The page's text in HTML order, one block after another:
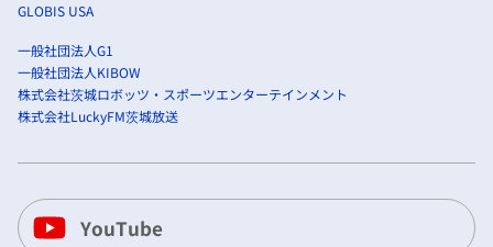
GLOBIS USA
一般社団法人G1
一般社団法人KIBOW
株式会社茨城ロボッツ・スポーツエンターテインメント
株式会社LuckyFM茨城放送
YouTube